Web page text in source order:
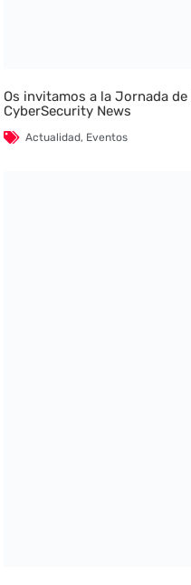
Os invitamos a la Jornada
CyberSecurity News
Actualidad, Eventos